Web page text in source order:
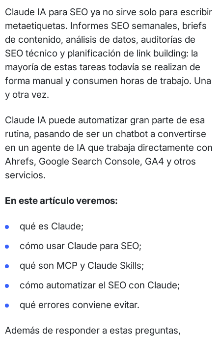
Claude IA para SEO ya no sirve solo para escribir
metaetiquetas. Informes SEO semanales, briefs
de contenido, análisis de datos, auditorías de
SEO técnico y planificación de link building: la
mayoría de estas tareas todavía se realizan de
forma manual y consumen horas de trabajo. Una
y otra vez.
Claude IA puede automatizar gran parte de esa
rutina, pasando de ser un chatbot a convertirse
en un agente de IA que trabaja directamente con
Ahrefs, Google Search Console, GA4 y otros
servicios.
En este artículo veremos:
qué es Claude;
cómo usar Claude para SEO;
qué son MCP y Claude Skills;
cómo automatizar el SEO con Claude;
qué errores conviene evitar.
Además de responder a estas preguntas,